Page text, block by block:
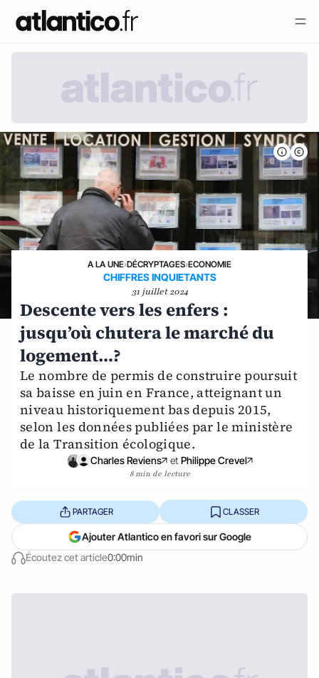
A LA UNE›DÉCRYPTAGES›ECONOMIE
CHIFFRES INQUIETANTS
31 juillet 2024
Descente vers les enfers :
jusqu’où chutera le marché du
logement…?
Le nombre de permis de construire poursuit
sa baisse en juin en France, atteignant un
niveau historiquement bas depuis 2015,
selon les données publiées par le ministère
de la Transition écologique.
Charles Reviens et Philippe Crevel
8 min de lecture
Écoutez cet article0:00min
PARTAGER CLASSER
Ajouter Atlantico en favori sur Google